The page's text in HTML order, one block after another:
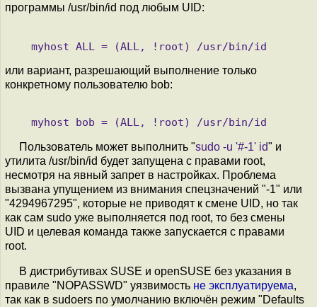
программы /usr/bin/id под любым UID:
или вариант, разрешающий выполнение только
конкретному пользователю bob:
Пользователь может выполнить "sudo -u '#-1' id" и
утилита /usr/bin/id будет запущена с правами root,
несмотря на явный запрет в настройках. Проблема
вызвана упущением из внимания спецзначений "-1" или
"4294967295", которые не приводят к смене UID, но так
как сам sudo уже выполняется под root, то без смены
UID и целевая команда также запускается с правами
root.
В дистрибутивах SUSE и openSUSE без указания в
правиле "NOPASSWD" уязвимость не эксплуатируема,
так как в sudoers по умолчанию включён режим "Defaults